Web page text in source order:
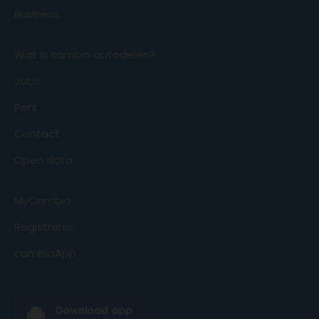
Business
Wat is cambio autodelen?
Jobs
Pers
Contact
Open data
MyCambio
Registreren
cambioApp